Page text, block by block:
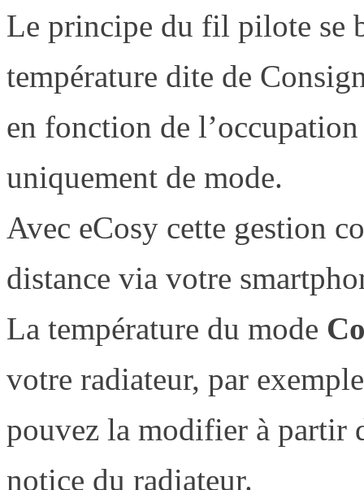
Le principe du fil pilote se
température dite de
en fonction de
uniquement de mode.
Avec eCosy cette gestion
distance via votre
La température du mode
votre radiateur, par
pouvez la modifier à partir
notice du radiateur.